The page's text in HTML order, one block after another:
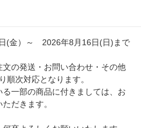
(金）～ 2026年8月16日(日)まで
の発送・お問い合わせ・その他
順次対応となります。
一部の商品に付きましては、お
だきます。